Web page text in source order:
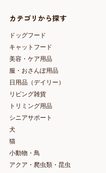
カテゴリから探す
ドッグフード
キャットフード
美容・ケア用品
服・おさんぽ用品
日用品（デイリー）
リビング雑貨
トリミング用品
シニアサポート
犬
猫
小動物・鳥
アクア・爬虫類・昆虫